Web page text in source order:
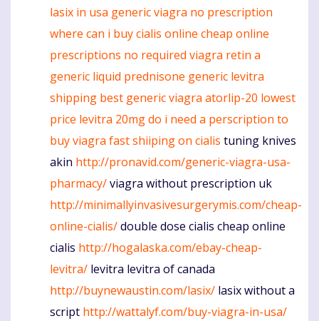
lasix in usa generic viagra no prescription
where can i buy cialis online cheap online
prescriptions no required viagra retin a
generic liquid prednisone generic levitra
shipping best generic viagra atorlip-20 lowest
price levitra 20mgdo i need a perscription to
buy viagra fast shiiping on cialis tuning knives
akin http://pronavid.com/generic-viagra-usa-
pharmacy/viagra without prescription uk
http://minimallyinvasivesurgerymis.com/cheap-
online-cialis/double dose cialis cheap online
cialis http://hogalaska.com/ebay-cheap-
levitra/ levitra levitra of canada
http://buynewaustin.com/lasix/ lasix without a
script http://wattalyf.com/buy-viagra-in-usa/